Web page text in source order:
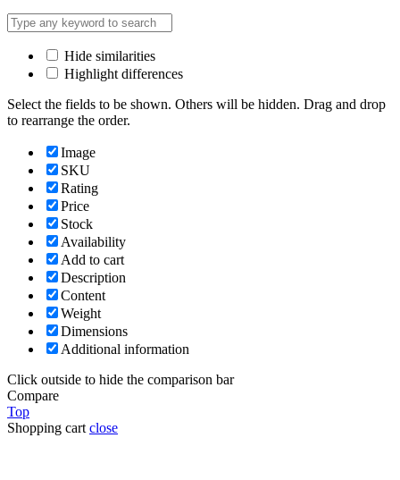
Hide similarities
Highlight differences
Select the fields to be shown. Others will be hidden. Drag and drop
to rearrange the order.
Image
SKU
Rating
Price
Stock
Availability
Add to cart
Description
Content
Weight
Dimensions
Additional information
Click outside to hide the comparison bar
Compare
Top
Shopping cart close